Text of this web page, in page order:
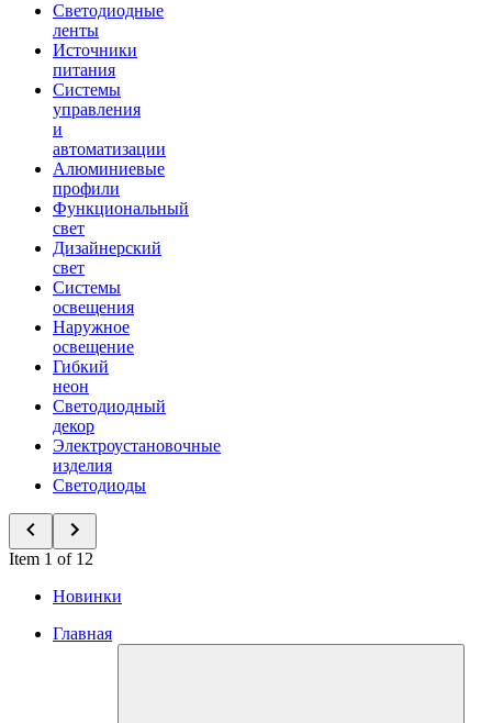
Светодиодные
ленты
Источники
питания
Системы
управления
и
автоматизации
Алюминиевые
профили
Функциональный
свет
Дизайнерский
свет
Системы
освещения
Наружное
освещение
Гибкий
неон
Светодиодный
декор
Электроустановочные
изделия
Светодиоды
Item 1 of 12
Новинки
Главная